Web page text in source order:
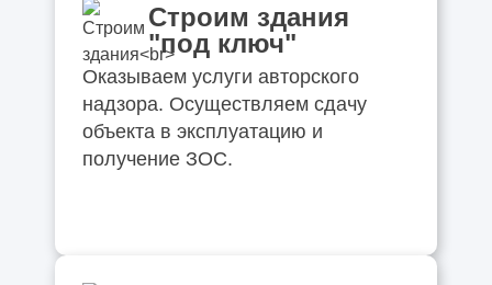
Строим здания
"под ключ"
Оказываем услуги авторского
надзора. Осуществляем сдачу
объекта в эксплуатацию и
получение ЗОС.